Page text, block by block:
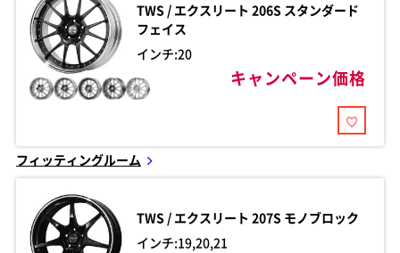
TWS / エクスリート 206S スタンダード
フェイス
インチ:20
キャンペーン価格
フィッティングルーム
TWS / エクスリート 207S モノブロック
インチ:19,20,21